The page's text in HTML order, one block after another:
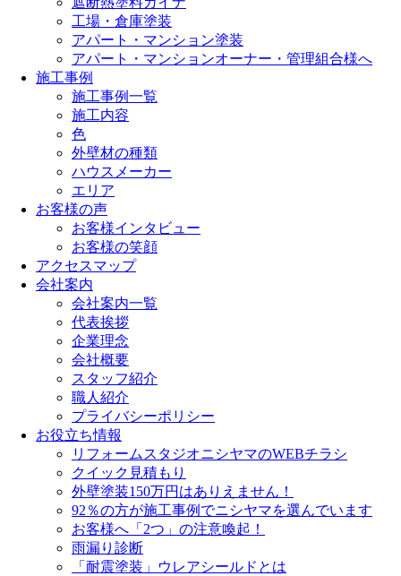
工場・倉庫塗装
アパート・マンション塗装
アパート・マンションオーナー・管理組合様へ
施工事例
施工事例一覧
施工内容
色
外壁材の種類
ハウスメーカー
エリア
お客様の声
お客様インタビュー
お客様の笑顔
アクセスマップ
会社案内
会社案内一覧
代表挨拶
企業理念
会社概要
スタッフ紹介
職人紹介
プライバシーポリシー
お役立ち情報
リフォームスタジオニシヤマのWEBチラシ
クイック見積もり
外壁塗装150万円はありえません！
92％の方が施工事例でニシヤマを選んでいます
お客様へ「2つ」の注意喚起！
雨漏り診断
「耐震塗装」ウレアシールドとは